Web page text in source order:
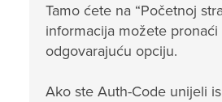
Tamo ćete na “Početnoj
informacija možete pronaći
odgovarajuću opciju.
Ako ste Auth-Code unijeli